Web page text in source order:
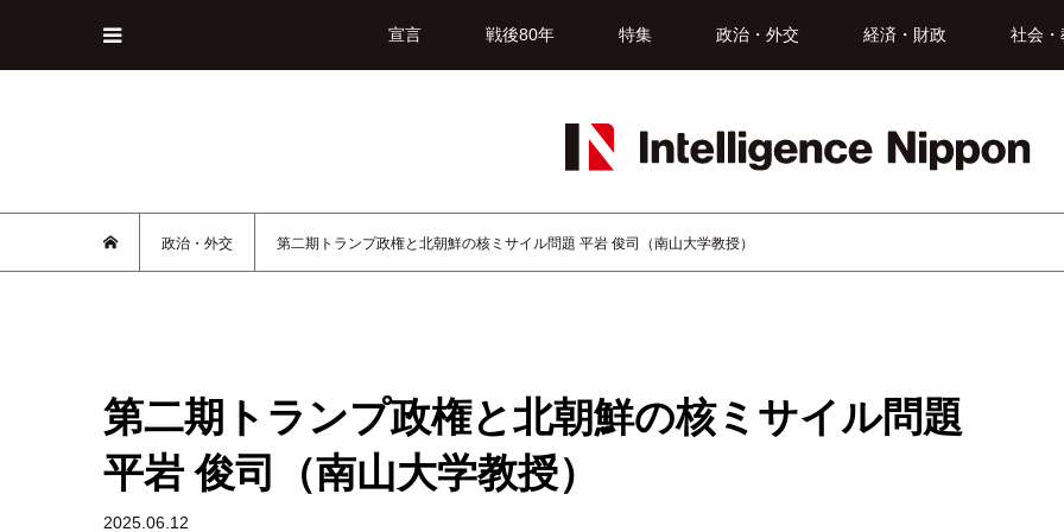
宣言 戦後80年 特集 政治・外交 経済・財政 社会・
政治・外交 第二期トランプ政権と北朝鮮の核ミサイル問題 平岩 俊司（南山大学教授）
第二期トランプ政権と北朝鮮の核ミサイル問題
平岩 俊司（南山大学教授）
2025.06.12